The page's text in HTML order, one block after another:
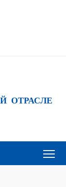
ОТРАСЛЕ